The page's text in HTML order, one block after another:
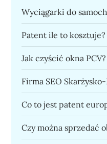
Wyciągarki do
Patent ile to kosztuje?
Jak czyścić okna PCV?
Firma SEO
Co to jest patent
Czy można sprzedać